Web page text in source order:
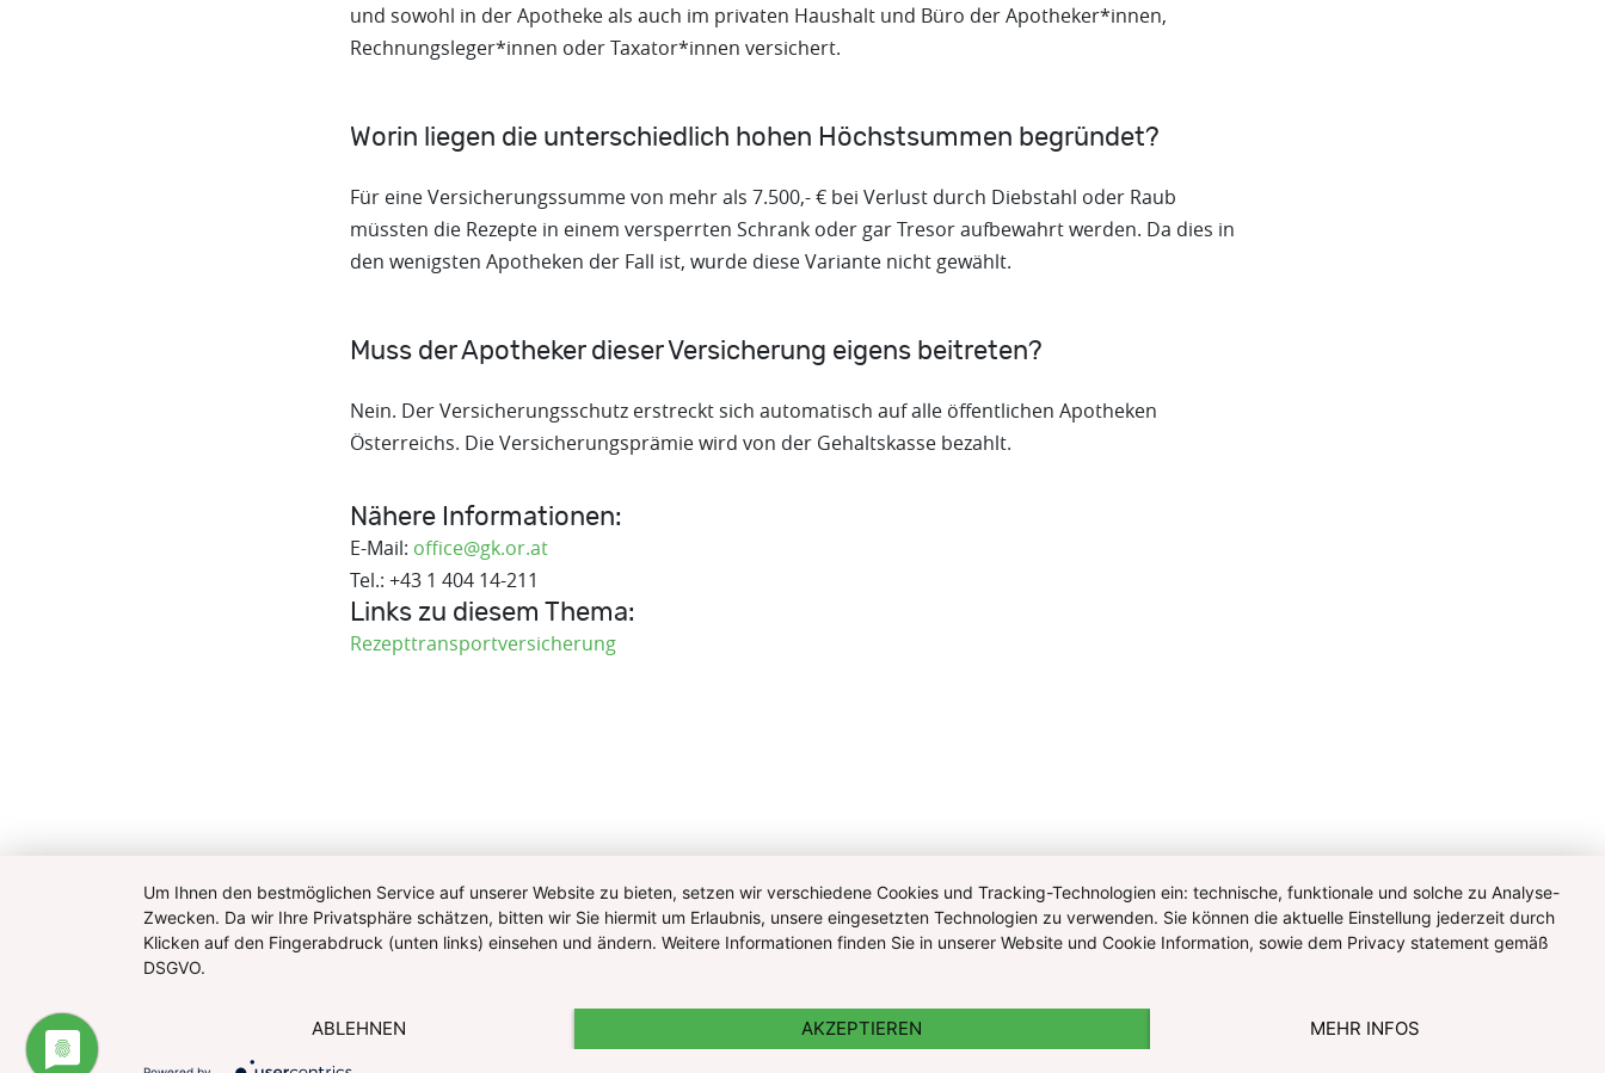
und sowohl in der Apotheke als auch im privaten Haushalt und Büro der Apotheker*innen,
Rechnungsleger*innen oder Taxator*innen versichert.
Worin liegen die unterschiedlich hohen Höchstsummen begründet?
Für eine Versicherungssumme von mehr als 7.500,- € bei Verlust durch Diebstahl oder Raub
müssten die Rezepte in einem versperrten Schrank oder gar Tresor aufbewahrt werden. Da dies in
den wenigsten Apotheken der Fall ist, wurde diese Variante nicht gewählt.
Muss der Apotheker dieser Versicherung eigens beitreten?
Nein. Der Versicherungsschutz erstreckt sich automatisch auf alle öffentlichen Apotheken
Österreichs. Die Versicherungsprämie wird von der Gehaltskasse bezahlt.
Nähere Informationen:
E-Mail: office@gk.or.at
Tel.: +43 1 404 14-211
Links zu diesem Thema:
Rezepttransportversicherung
Um Ihnen den bestmöglichen Service auf unserer Website zu bieten, setzen wir verschiedene Cookies und Tracking-Technologien ein: technische, funktionale und solche zu Analyse-
Zwecken. Da wir Ihre Privatsphäre schätzen, bitten wir Sie hiermit um Erlaubnis, unsere eingesetzten Technologien zu verwenden. Sie können die aktuelle Einstellung jederzeit durch
Klicken auf den Fingerabdruck (unten links) einsehen und ändern. Weitere Informationen finden Sie in unserer Website und Cookie Information, sowie dem Privacy statement gemäß
DSGVO.
ABLEHNEN AKZEPTIEREN MEHR INFOS